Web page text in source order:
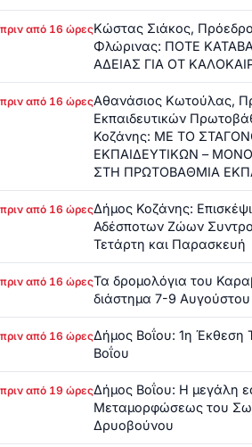
πριν από 16 ώρεςΚώστας Σιάκος,
Φλώρινας: ΠΟΤΕ
ΑΔΕΙΑΣ ΓΙΑ ΟΤ
πριν από 16 ώρεςΑθανάσιος Κωτούλας,
Εκπαιδευτικών
Κοζάνης: ΜΕ ΤΟ
ΕΚΠΑΙΔΕΥΤΙΚΩΝ –
ΣΤΗ ΠΡΩΤΟΒΑΘΜΙΑ
πριν από 16 ώρεςΔήμος Κοζάνης:
Αδέσποτων Ζώων
Τετάρτη και Παρασκευή
πριν από 16 ώρεςΤα δρομολόγια του
διάστημα 7-9
πριν από 16 ώρεςΔήμος Βοΐου: 1η Έκθεση
Βοΐου
πριν από 19 ώρεςΔήμος Βοΐου: Η μεγάλη
Μεταμορφώσεως του
Δρυοβούνου